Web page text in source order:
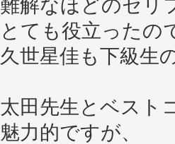
難解なほどのセリ
とても役立ったの
久世星佳も下級生
太田先生とベスト
魅力的ですが、